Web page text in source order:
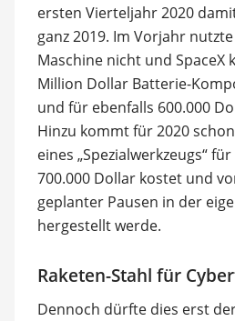
ersten Vierteljahr 2020
ganz 2019. Im Vorjahr nutzte
Maschine nicht und SpaceX
Million Dollar Batterie-
und für ebenfalls 600.000
Hinzu kommt für 2020
eines „Spezialwerkzeugs“ für
700.000 Dollar kostet und
geplanter Pausen in der
hergestellt werde.
Raketen-Stahl für
Dennoch dürfte dies erst